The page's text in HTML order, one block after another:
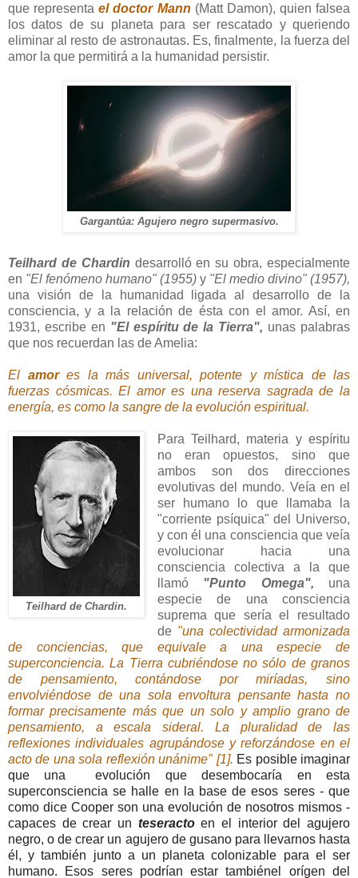
que representael doctor Mann (Matt Damon), quien falsea
los datos de su planeta para ser rescatado y queriendo
eliminar al resto de astronautas. Es, finalmente, la fuerza del
amor la que permitirá a la humanidad persistir.
Gargantúa: Agujero negro supermasivo.
Teilhard de Chardin desarrolló en su obra, especialmente
en "El fenómeno humano" (1955) y "El medio divino" (1957),
una visión de la humanidad ligada al desarrollo de la
consciencia, y a la relación de ésta con el amor. Así, en
1931, escribe en "El espíritu de la Tierra", unas palabras
que nos recuerdan las de Amelia:
El amores la más universal, potente y mística de las
fuerzas cósmicas. El amor es una reserva sagrada de la
energía, es como la sangre de la evolución espiritual.
Teilhard de Chardin.
Para Teilhard, materia y espíritu
no eran opuestos, sino que
ambos son dos direcciones
evolutivas del mundo. Veía en el
ser humano lo que llamaba la
"corriente psíquica" del Universo,
y con él una consciencia que veía
evolucionar hacia una
consciencia colectiva a la que
llamó "Punto Omega", una
especie de una consciencia
suprema que sería el resultado
de "una colectividad armonizada
de conciencias, que equivale a una especie de
superconciencia. La Tierra cubriéndose no sólo de granos
de pensamiento, contándose por miríadas, sino
envolviéndose de una sola envoltura pensante hasta no
formar precisamente más que un solo y amplio grano de
pensamiento, a escala sideral. La pluralidad de las
reflexiones individuales agrupándose y reforzándose en el
acto de una sola reflexión unánime" [1]. Es posible imaginar
que una evolución que desembocaría en esta
superconsciencia se halle en la base de esos seres - que
como dice Cooper son una evolución de nosotros mismos -
capaces de crear un teseractoen el interior del agujero
negro, o de crear un agujero de gusano para llevarnos hasta
él, y también junto a un planeta colonizable para el ser
humano. Esos seres podrían estar tambiénel orígen del